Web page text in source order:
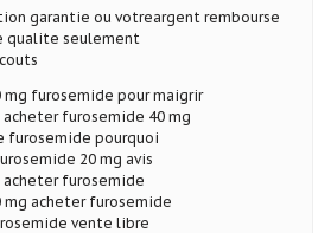
garantie ou votreargent rembourse
qualite seulement
furosemide pour maigrir
furosemide 40 mg
furosemide pourquoi
20 mg avis
acheter furosemide
acheter furosemide
vente libre